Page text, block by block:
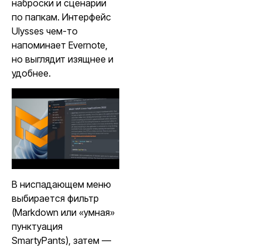
наброски и сценарии
по папкам. Интерфейс
Ulysses чем-то
напоминает Evernote,
но выглядит изящнее и
удобнее.
В ниспадающем меню
выбирается фильтр
(Markdown или «умная»
пунктуация
SmartyPants), затем —